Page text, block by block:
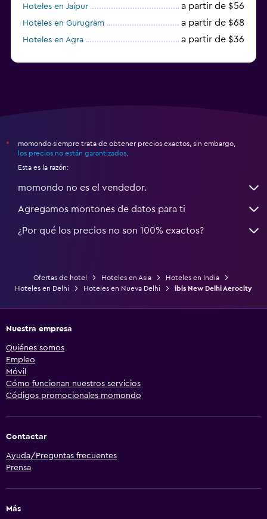
Hoteles en Jaipur
a partir de $56
Hoteles en Gurugram a partir de $68
Hoteles en Agra a partir de $36
*
momondo siempre trata de obtener precios exactos, sin embargo,
los precios no están garantizados
Esta es la razón:
momondo no es el vendedor.
Agregamos montones de datos para ti
¿Por qué los precios no son 100% exactos?
Ofertas de hotel Hoteles en Asia
Hoteles en India
Hoteles en Delhi
Hoteles en Nueva Delhi ibis New Delhi Aerocity
Nuestra empresa
Quiénes somos
Empleo
Móvil
Cómo funcionan nuestros servicios
Códigos promocionales momondo
Contactar
Ayuda/Preguntas frecuentes
Prensa
Más